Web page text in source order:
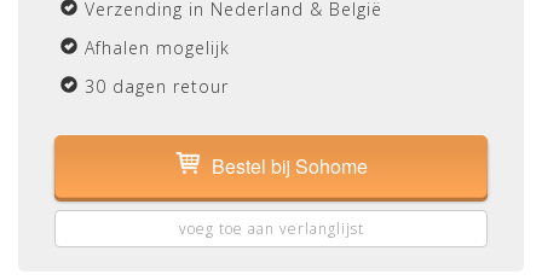
Verzending in Nederland & België
Afhalen mogelijk
30 dagen retour
Bestel bij Sohome
voeg toe aan verlanglijst